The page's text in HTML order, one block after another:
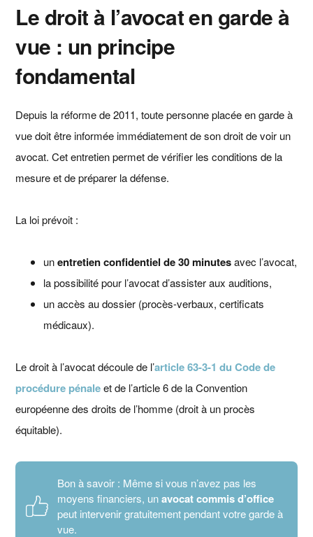
Le droit à l’avocat en garde à
vue : un principe
fondamental
Depuis la réforme de 2011, toute personne placée en garde à
vue doit être informée immédiatement de son droit de voir un
avocat. Cet entretien permet de vérifier les conditions de la
mesure et de préparer la défense.
La loi prévoit :
unentretien confidentiel de 30 minutesavec l’avocat,
la possibilité pour l’avocat d’assister aux auditions,
un accès au dossier (procès-verbaux, certificats
médicaux).
Le droit à l’avocat découle de l’article 63-3-1 du Code de
procédure pénaleet de l’article 6 de la Convention
européenne des droits de l’homme (droit à un procès
équitable).
Bon à savoir : Même si vous n’avez pas les
moyens financiers, unavocat commis d’office
peut intervenir gratuitement pendant votre garde à
vue.